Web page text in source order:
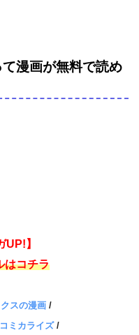
漫画が無料で読め
UP!】
はコチラ
スの漫画 /
ミカライズ/